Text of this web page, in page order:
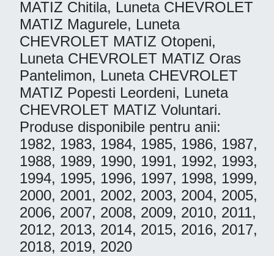
MATIZ Chitila, Luneta CHEVROLET
MATIZ Magurele, Luneta
CHEVROLET MATIZ Otopeni,
Luneta CHEVROLET MATIZ Oras
Pantelimon, Luneta CHEVROLET
MATIZ Popesti Leordeni, Luneta
CHEVROLET MATIZ Voluntari.
Produse disponibile pentru anii:
1982, 1983, 1984, 1985, 1986, 1987,
1988, 1989, 1990, 1991, 1992, 1993,
1994, 1995, 1996, 1997, 1998, 1999,
2000, 2001, 2002, 2003, 2004, 2005,
2006, 2007, 2008, 2009, 2010, 2011,
2012, 2013, 2014, 2015, 2016, 2017,
2018, 2019, 2020